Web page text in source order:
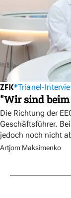
Trianel-
"Wir sind
Die Richtung der
Geschäftsführer.
jedoch noch nicht
Artjom Maksimenko